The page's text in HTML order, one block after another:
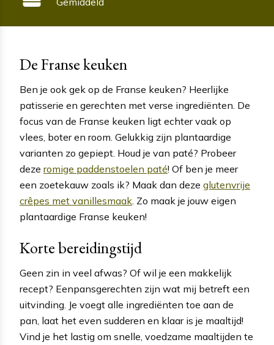
De Franse keuken
Ben je ook gek op de Franse keuken? Heerlijke
patisserie en gerechten met verse ingrediënten. De
focus van de Franse keuken ligt echter vaak op
vlees, boter en room. Gelukkig zijn plantaardige
varianten zo gepiept. Houd je van paté? Probeer
deze romige paddenstoelen paté! Of ben je meer
een zoetekauw zoals ik? Maak dan deze glutenvrije
crêpes met vanillesmaak . Zo maak je jouw eigen
plantaardige Franse keuken!
Korte bereidingstijd
Geen zin in veel afwas? Of wil je een makkelijk
recept? Eenpansgerechten zijn wat mij betreft een
uitvinding. Je voegt alle ingrediënten toe aan de
pan, laat het even sudderen en klaar is je maaltijd!
Vind je het lastig om snelle, voedzame maaltijden te